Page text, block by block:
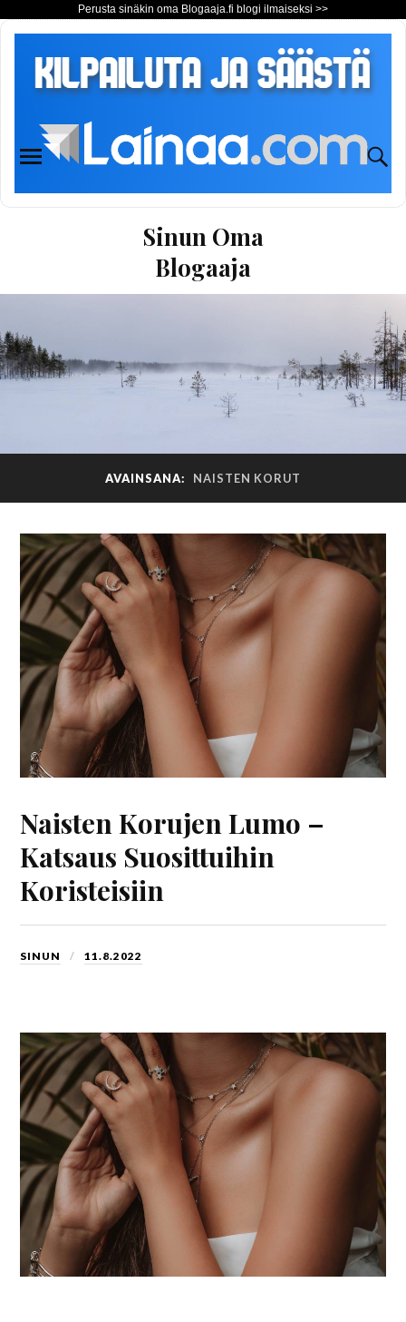
Perusta sinäkin oma Blogaaja.fi blogi ilmaiseksi >>
Sinun Oma
Blogaaja
AVAINSANA: NAISTEN KORUT
Naisten Korujen Lumo –
Katsaus Suosittuihin
Koristeisiin
SINUN 11.8.2022